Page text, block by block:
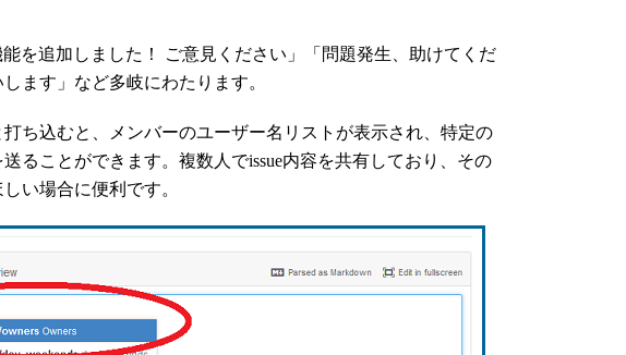
を追加しました！ ご意見ください」「問題発生、助けてくだ
ます」など多岐にわたります。
ち込むと、メンバーのユーザー名リストが表示され、特定の
ることができます。複数人でissue内容を共有しており、その
い場合に便利です。